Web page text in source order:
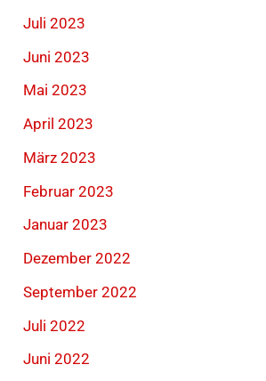
Juli 2023
Juni 2023
Mai 2023
April 2023
März 2023
Februar 2023
Januar 2023
Dezember 2022
September 2022
Juli 2022
Juni 2022